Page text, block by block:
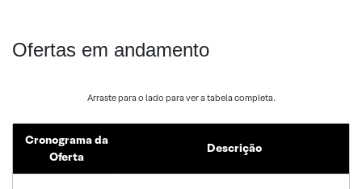
Ofertas em andamento
Cronograma da
Oferta
Descrição